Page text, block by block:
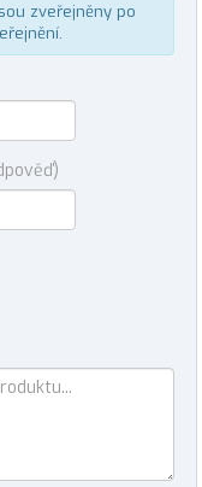
zveřejněny po